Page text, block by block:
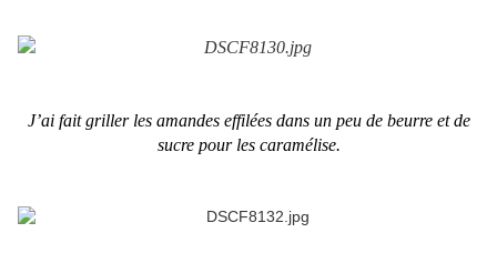
J’ai fait griller les amandes effilées dans un peu de beurre et de
sucre pour les caramélise.